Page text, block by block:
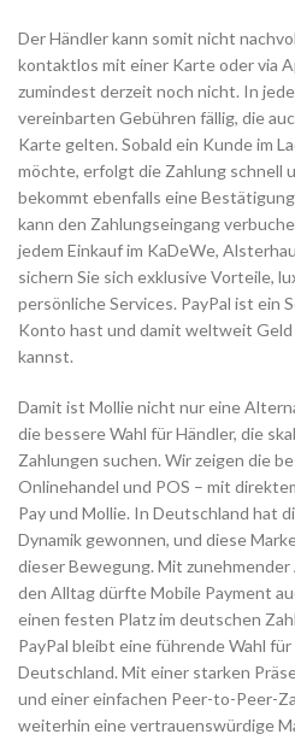
Der Händler kann somit nicht
kontaktlos mit einer Karte oder via
zumindest derzeit noch nicht. In
vereinbarten Gebühren fällig, die
Karte gelten. Sobald ein Kunde im
möchte, erfolgt die Zahlung schnell
bekommt ebenfalls eine
kann den Zahlungseingang
jedem Einkauf im KaDeWe,
sichern Sie sich exklusive Vorteile,
persönliche Services. PayPal ist ein
Konto hast und damit weltweit
kannst.
Damit ist Mollie nicht nur eine
die bessere Wahl für Händler, die
Zahlungen suchen. Wir zeigen die
Onlinehandel und POS – mit
Pay und Mollie. In Deutschland hat
Dynamik gewonnen, und diese
dieser Bewegung. Mit
den Alltag dürfte Mobile Payment
einen festen Platz im deutschen
PayPal bleibt eine führende Wahl
Deutschland. Mit einer starken
und einer einfachen Peer-to-Peer-
weiterhin eine vertrauenswürdige